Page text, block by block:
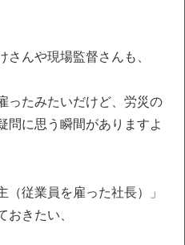
んや現場監督さんも、
ったみたいだけど、労災の
問に思う瞬間がありますよ
従業員を雇った社長）」
きたい、